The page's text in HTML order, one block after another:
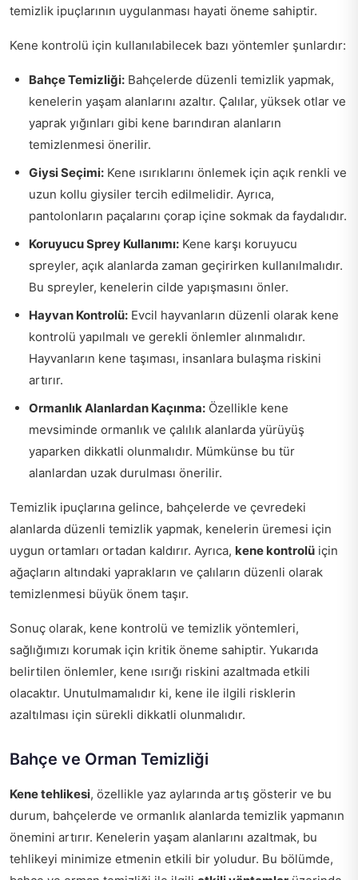
temizlik ipuçlarının uygulanması hayati öneme sahiptir.
Kene kontrolü için kullanılabilecek bazı yöntemler şunlardır:
Bahçe Temizliği: Bahçelerde düzenli temizlik yapmak,
kenelerin yaşam alanlarını azaltır. Çalılar, yüksek otlar ve
yaprak yığınları gibi kene barındıran alanların
temizlenmesi önerilir.
Giysi Seçimi: Kene ısırıklarını önlemek için açık renkli ve
uzun kollu giysiler tercih edilmelidir. Ayrıca,
pantolonların paçalarını çorap içine sokmak da faydalıdır.
Koruyucu Sprey Kullanımı: Kene karşı koruyucu
spreyler, açık alanlarda zaman geçirirken kullanılmalıdır.
Bu spreyler, kenelerin cilde yapışmasını önler.
Hayvan Kontrolü: Evcil hayvanların düzenli olarak kene
kontrolü yapılmalı ve gerekli önlemler alınmalıdır.
Hayvanların kene taşıması, insanlara bulaşma riskini
artırır.
Ormanlık Alanlardan Kaçınma: Özellikle kene
mevsiminde ormanlık ve çalılık alanlarda yürüyüş
yaparken dikkatli olunmalıdır. Mümkünse bu tür
alanlardan uzak durulması önerilir.
Temizlik ipuçlarına gelince, bahçelerde ve çevredeki
alanlarda düzenli temizlik yapmak, kenelerin üremesi için
uygun ortamları ortadan kaldırır. Ayrıca, kene kontrolü için
ağaçların altındaki yaprakların ve çalıların düzenli olarak
temizlenmesi büyük önem taşır.
Sonuç olarak, kene kontrolü ve temizlik yöntemleri,
sağlığımızı korumak için kritik öneme sahiptir. Yukarıda
belirtilen önlemler, kene ısırığı riskini azaltmada etkili
olacaktır. Unutulmamalıdır ki, kene ile ilgili risklerin
azaltılması için sürekli dikkatli olunmalıdır.
Bahçe ve Orman Temizliği
Kene tehlikesi, özellikle yaz aylarında artış gösterir ve bu
durum, bahçelerde ve ormanlık alanlarda temizlik yapmanın
önemini artırır. Kenelerin yaşam alanlarını azaltmak, bu
tehlikeyi minimize etmenin etkili bir yoludur. Bu bölümde,